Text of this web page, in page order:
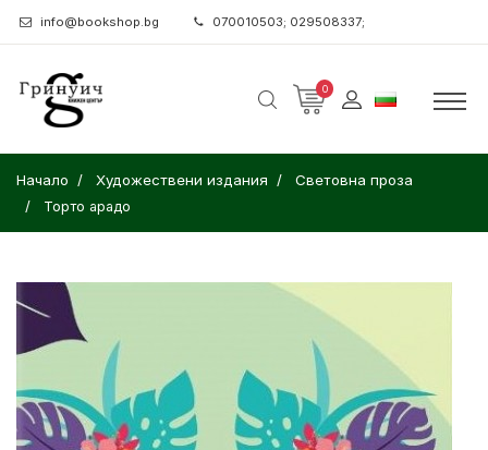
info@bookshop.bg 070010503; 029508337;
0
Начало Художествени издания Световна проза
Торто арадо